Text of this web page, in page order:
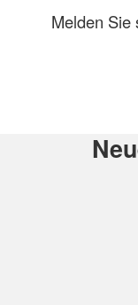
Melden Sie